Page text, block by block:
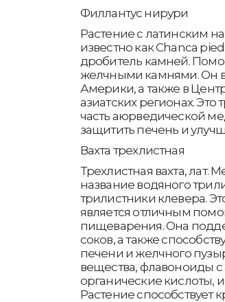
Филлантус нирури
Растение с латинским
известно как Chanca
дробитель камней.
желчными камнями. Он
Америки, а также в
азиатских регионах.
часть аюрведической
защитить печень и
Вахта трехлистная
Трехлистная вахта, лат.
название водяного
трилистники клевера.
является отличным
пищеварения. Она
соков, а также
печени и желчного
вещества, флавоноиды
органические кислоты,
Растение способствует